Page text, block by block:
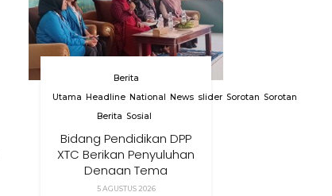
Berita
Utama
Headline National News slider Sorotan Sorotan
Berita Sosial
Bidang Pendidikan DPP
XTC Berikan Penyuluhan
Dengan Tema
Membangun Peran
5 AGUSTUS 2026